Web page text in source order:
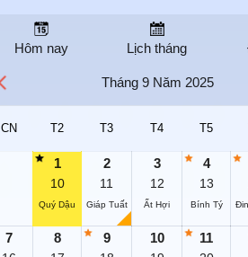
Hôm nay Lịch tháng
Tháng 9 Năm 2025
CN T2 T3 T4 T5
1
10
Quý Dậu
2
11
Giáp Tuất
3
12
Ất Hợi
4
13
Bính Tý
7 8 9 10 11